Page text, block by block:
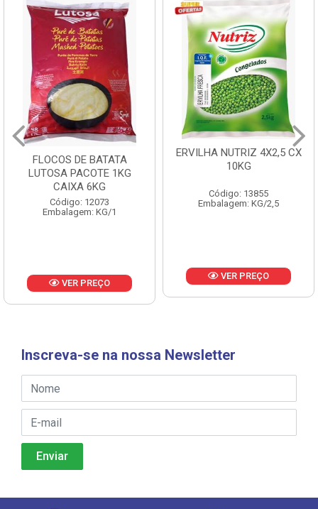
ERVILHA NUTRIZ 4X2,5 CX
10KG
Código: 13855
Embalagem: KG/2,5
VER PREÇO
BATATA KINGS FRIES
Código: 17145
Inscreva-se na nossa Newsletter